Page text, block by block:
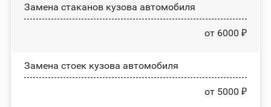
Замена стаканов кузова автомобиля
от 6000 ₽
Замена стоек кузова автомобиля
от 5000 ₽